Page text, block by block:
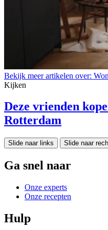
Bekijk meer artikelen over:
Kijken
Deze vrienden
Rotterdam
Slide naar links Slide naar
Ga snel naar
Onze experts
Onze recepten
Hulp